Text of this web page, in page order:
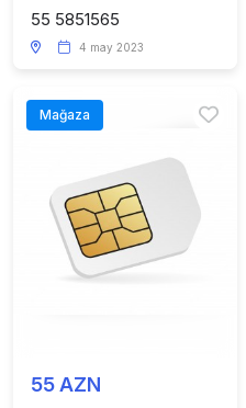
55 5851565
4 may 2023
Mağaza
55 AZN